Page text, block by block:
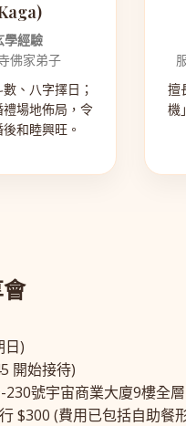
學經驗
佛家弟子
、八字擇日；
場地佈局，令
和睦興旺。
擅
機
日)
開始接待)
號宇宙商業大廈9樓全層
$300 (費用已包括自助餐